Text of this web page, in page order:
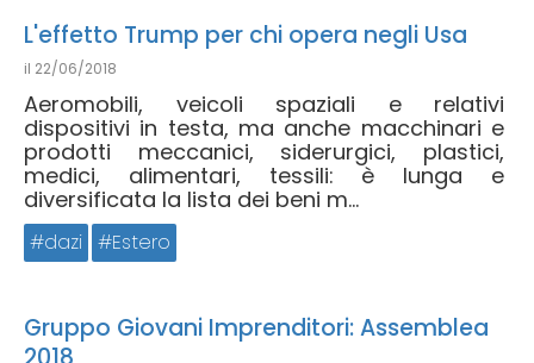
L'effetto Trump per chi opera negli Usa
il 22/06/2018
Aeromobili, veicoli spaziali e relativi
dispositivi in testa, ma anche macchinari e
prodotti meccanici, siderurgici, plastici,
medici, alimentari, tessili: è lunga e
diversificata la lista dei beni m...
dazi Estero
Gruppo Giovani Imprenditori: Assemblea